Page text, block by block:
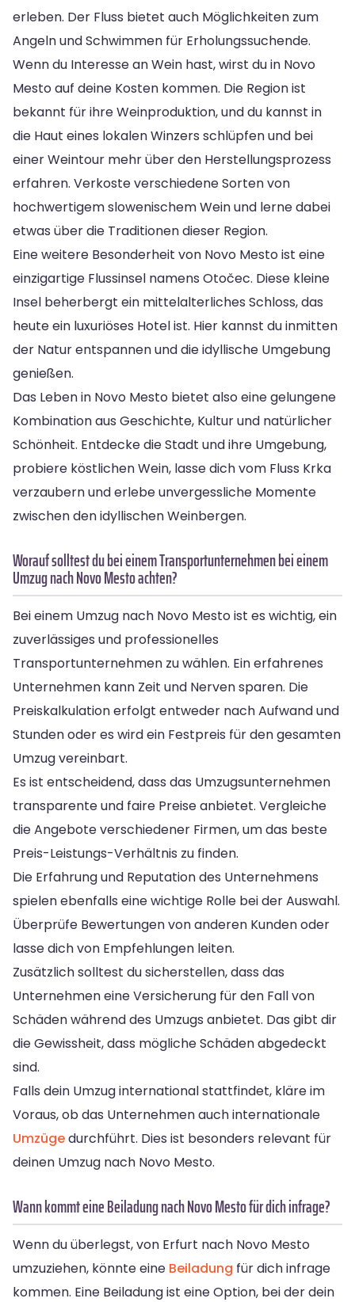
erleben. Der Fluss bietet auch Möglichkeiten zum
Angeln und Schwimmen für Erholungssuchende.
Wenn du Interesse an Wein hast, wirst du in Novo
Mesto auf deine Kosten kommen. Die Region ist
bekannt für ihre Weinproduktion, und du kannst in
die Haut eines lokalen Winzers schlüpfen und bei
einer Weintour mehr über den Herstellungsprozess
erfahren. Verkoste verschiedene Sorten von
hochwertigem slowenischem Wein und lerne dabei
etwas über die Traditionen dieser Region.
Eine weitere Besonderheit von Novo Mesto ist eine
einzigartige Flussinsel namens Otočec. Diese kleine
Insel beherbergt ein mittelalterliches Schloss, das
heute ein luxuriöses Hotel ist. Hier kannst du inmitten
der Natur entspannen und die idyllische Umgebung
genießen.
Das Leben in Novo Mesto bietet also eine gelungene
Kombination aus Geschichte, Kultur und natürlicher
Schönheit. Entdecke die Stadt und ihre Umgebung,
probiere köstlichen Wein, lasse dich vom Fluss Krka
verzaubern und erlebe unvergessliche Momente
zwischen den idyllischen Weinbergen.
Worauf solltest du bei einem Transportunternehmen bei einem
Umzug nach Novo Mesto achten?
Bei einem Umzug nach Novo Mesto ist es wichtig, ein
zuverlässiges und professionelles
Transportunternehmen zu wählen. Ein erfahrenes
Unternehmen kann Zeit und Nerven sparen. Die
Preiskalkulation erfolgt entweder nach Aufwand und
Stunden oder es wird ein Festpreis für den gesamten
Umzug vereinbart.
Es ist entscheidend, dass das Umzugsunternehmen
transparente und faire Preise anbietet. Vergleiche
die Angebote verschiedener Firmen, um das beste
Preis-Leistungs-Verhältnis zu finden.
Die Erfahrung und Reputation des Unternehmens
spielen ebenfalls eine wichtige Rolle bei der Auswahl.
Überprüfe Bewertungen von anderen Kunden oder
lasse dich von Empfehlungen leiten.
Zusätzlich solltest du sicherstellen, dass das
Unternehmen eine Versicherung für den Fall von
Schäden während des Umzugs anbietet. Das gibt dir
die Gewissheit, dass mögliche Schäden abgedeckt
sind.
Falls dein Umzug international stattfindet, kläre im
Voraus, ob das Unternehmen auch internationale
Umzügedurchführt. Dies ist besonders relevant für
deinen Umzug nach Novo Mesto.
Wann kommt eine Beiladung nach Novo Mesto für dich infrage?
Wenn du überlegst, von Erfurt nach Novo Mesto
umzuziehen, könnte eine Beiladung für dich infrage
kommen. Eine Beiladung ist eine Option, bei der dein